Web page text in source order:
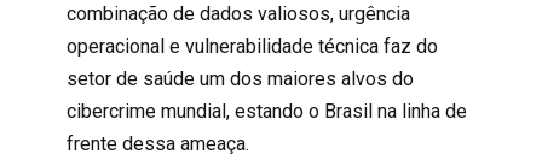
combinação de dados valiosos, urgência
operacional e vulnerabilidade técnica faz do
setor de saúde um dos maiores alvos do
cibercrime mundial, estando o Brasil na linha de
frente dessa ameaça.